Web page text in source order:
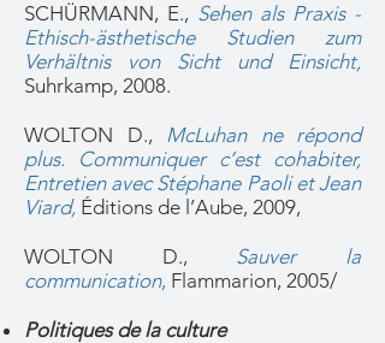
SCHÜRMANN, E., Sehen als Praxis -
Ethisch-ästhetische Studien zum
Verhältnis von Sicht und Einsicht,
Suhrkamp, 2008.
WOLTON D., McLuhan ne répond
plus. Communiquer c’est cohabiter,
Entretien avec Stéphane Paoli et Jean
Viard, Éditions de l’Aube, 2009,
WOLTON D., Sauver la
communication, Flammarion, 2005/
Politiques de la culture